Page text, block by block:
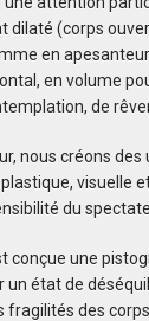
dilaté (corps
en
en volume
de
nous créons
visuelle
du
conçue une
un état de
des